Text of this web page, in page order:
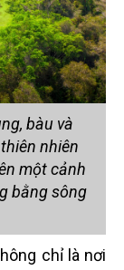
bàu và
nhiên
một cảnh
bằng sông
chỉ là nơi